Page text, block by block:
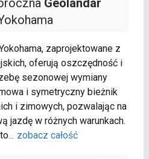
Geolandar
zaprojektowane z
oferują oszczędność i
sezonowej wymiany
i symetryczny bieżnik
i zimowych, pozwalając na
jazdę w różnych warunkach.
... zobacz całość